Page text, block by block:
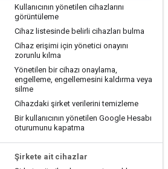
Kullanıcının yönetilen cihazlarını
görüntüleme
Cihaz listesinde belirli cihazları bulma
Cihaz erişimi için yönetici onayını
zorunlu kılma
Yönetilen bir cihazı onaylama,
engelleme, engellemesini kaldırma veya
silme
Cihazdaki şirket verilerini temizleme
Bir kullanıcının yönetilen Google Hesabı
oturumunu kapatma
Şirkete ait cihazlar